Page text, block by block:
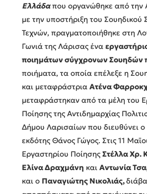
Ελλάδαπου οργανώθηκε από
με την υποστήριξη του Σουηδικού
Τεχνών, πραγματοποιήθηκε στη
Γωνιά της Λάρισας ένα
ποιημάτων σύγχρονων Σουηδών
ποιήματα, τα οποία επέλεξε η
και μεταφράστρια Ατένα
μεταφράστηκαν από τα μέλη του
Ποίησης της Αντιδημαρχίας
Δήμου Λαρισαίων που διευθύνει ο
εκδότης Θάνος Γώγος. Στις 11
Εργαστηρίου Ποίησης Στέλλα Χρ.
Eλίνα Δραχμάνη και Αντωνία
και o Παναγιώτης Νικολιάς,